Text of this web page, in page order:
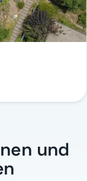
und